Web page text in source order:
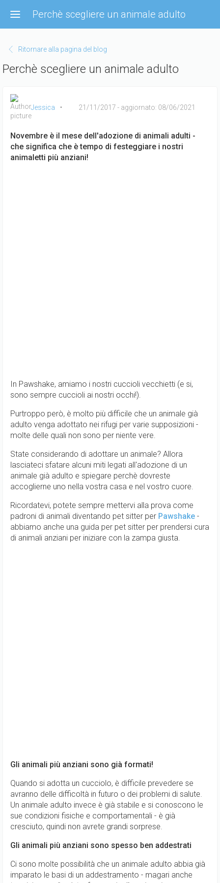
contenuto
Perchè scegliere un animale adulto
Ritornare alla pagina del blog
Perchè scegliere un animale adulto
Jessica 21/11/2017 - aggiornato: 08/06/2021
Novembre è il mese dell'adozione di animali adulti -
che significa che è tempo di festeggiare i nostri
animaletti più anziani!
In Pawshake, amiamo i nostri cuccioli vecchietti (e si,
sono sempre cuccioli ai nostri occhi!).
Purtroppo però, è molto più difficile che un animale già
adulto venga adottato nei rifugi per varie supposizioni -
molte delle quali non sono per niente vere.
State considerando di adottare un animale? Allora
lasciateci sfatare alcuni miti legati all'adozione di un
animale già adulto e spiegare perchè dovreste
accoglierne uno nella vostra casa e nel vostro cuore.
Ricordatevi, potete sempre mettervi alla prova come
padroni di animali diventando pet sitter per Pawshake -
abbiamo anche una guida per pet sitter per prendersi cura
di animali anziani per iniziare con la zampa giusta.
Gli animali più anziani sono già formati!
Quando si adotta un cucciolo, è difficile prevedere se
avranno delle difficoltà in futuro o dei problemi di salute.
Un animale adulto invece è già stabile e si conoscono le
sue condizioni fisiche e comportamentali - è già
cresciuto, quindi non avrete grandi sorprese.
Gli animali più anziani sono spesso ben addestrati
Ci sono molte possibilità che un animale adulto abbia già
imparato le basi di un addestramento - magari anche